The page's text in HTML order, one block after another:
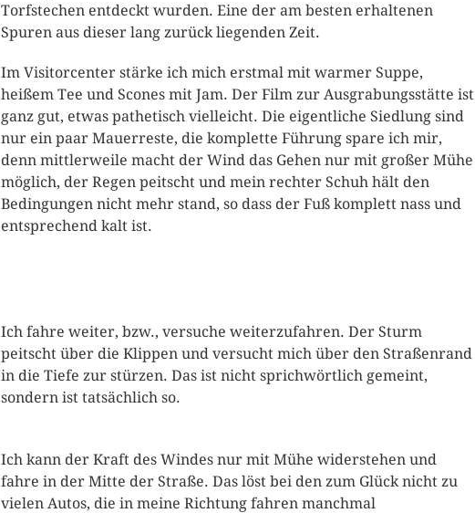
Torfstechen entdeckt wurden. Eine der am besten erhaltenen
Spuren aus dieser lang zurück liegenden Zeit.
Im Visitorcenter stärke ich mich erstmal mit warmer Suppe,
heißem Tee und Scones mit Jam. Der Film zur Ausgrabungsstätte ist
ganz gut, etwas pathetisch vielleicht. Die eigentliche Siedlung sind
nur ein paar Mauerreste, die komplette Führung spare ich mir,
denn mittlerweile macht der Wind das Gehen nur mit großer Mühe
möglich, der Regen peitscht und mein rechter Schuh hält den
Bedingungen nicht mehr stand, so dass der Fuß komplett nass und
entsprechend kalt ist.
Ich fahre weiter, bzw., versuche weiterzufahren. Der Sturm
peitscht über die Klippen und versucht mich über den Straßenrand
in die Tiefe zur stürzen. Das ist nicht sprichwörtlich gemeint,
sondern ist tatsächlich so.
Ich kann der Kraft des Windes nur mit Mühe widerstehen und
fahre in der Mitte der Straße. Das löst bei den zum Glück nicht zu
vielen Autos, die in meine Richtung fahren manchmal